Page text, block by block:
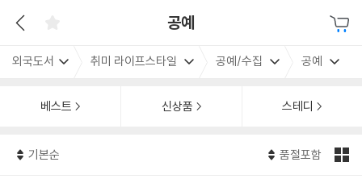
공예
외국도서 취미 라이프스타일 공예/수집 공예
베스트 신상품 스테디
기본순 품절포함